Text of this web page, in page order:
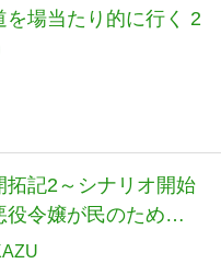
を場当たり的に行く 2
拓記2～シナリオ開始
令嬢が民のために
果がこちらです～